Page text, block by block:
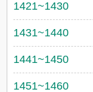
1421~1430
1431~1440
1441~1450
1451~1460